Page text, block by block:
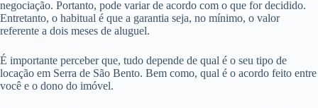
negociação. Portanto, pode variar de acordo com o que for decidido.
Entretanto, o habitual é que a garantia seja, no mínimo, o valor
referente a dois meses de aluguel.
É importante perceber que, tudo depende de qual é o seu tipo de
locação em Serra de São Bento. Bem como, qual é o acordo feito entre
você e o dono do imóvel.